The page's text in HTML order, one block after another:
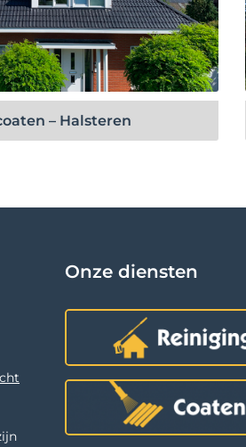
project
– Halsteren
Onze diensten